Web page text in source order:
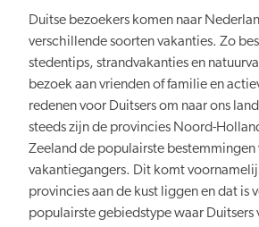
Lusten en lasten in balans
Kennis en data
Duitse bezoekers komen naar
verschillende soorten vakanties. Zo
stedentips, strandvakanties en
bezoek aan vrienden of familie en
redenen voor Duitsers om naar ons
steeds zijn de provincies Noord-
Zeeland de populairste bestemmingen
vakantiegangers. Dit komt
provincies aan de kust liggen en dat is
populairste gebiedstype waar Duitsers